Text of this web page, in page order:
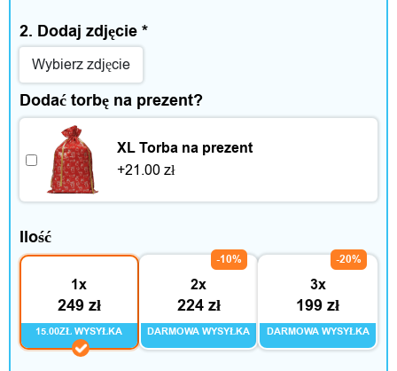
i
c
z
a
s
w
n
y
2. Dodaj zdjęcie *
Wybierz zdjęcie
Dodać torbę na prezent?
XL Torba na prezent
+21.00zł
Ilość
1x
249 zł
15.00ZŁ WYSYŁKA
2x
224 zł
-10%
DARMOWA WYSYŁKA
3x
199 zł
-20%
DARMOWA WYSYŁKA